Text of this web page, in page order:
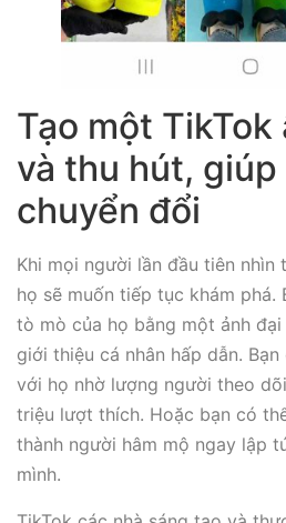
Tạo một
và thu hút,
chuyển đổi
Khi mọi người lần đầu tiên nhìn
họ sẽ muốn tiếp tục khám phá.
tò mò của họ bằng một ảnh
giới thiệu cá nhân hấp dẫn.
với họ nhờ lượng người theo
triệu lượt thích. Hoặc bạn có
thành người hâm mộ ngay lập
mình.